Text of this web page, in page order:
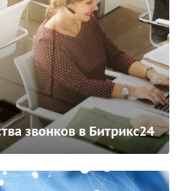
звонков в Битрикс24